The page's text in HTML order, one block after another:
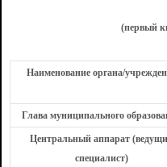
(первый
Наименование органа/
Глава муниципального
Центральный аппарат
специалист)